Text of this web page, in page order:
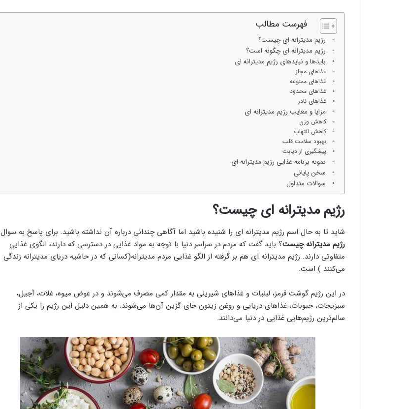
فهرست مطالب
رژیم مدیترانه ای چیست؟
رژیم مدیترانه ای چگونه است؟
باید‌ها و نباید‌های رژیم مدیترانه‌ ای
غذاهای مجاز
غذا‌های ممنوعه
غذاهای محدود
غذاهای نادر
مزایا و معایب رژیم مدیترانه ای
کاهش وزن
کاهش التهاب
بهبود سلامت قلب
پیشگیری از دیابت
نمونه برنامه غذایی رژیم مدیترانه‌ ای
سخن پایانی
سوالات متداول
رژیم مدیترانه ای چیست؟
شاید تا به حال اسم رژیم مدیترانه ای را شنیده باشید اما آگاهی چندانی درباره آن نداشته باشید. برای پاسخ به سوال
رژیم مدیترانه چیست؟ باید گفت که مردم در سراسر دنیا با توجه به مواد غذایی در دسترسی که دارند، الگوی غذایی
متفاوتی دارند. رژیم مدیترانه‌ ای هم بر گرفته از الگو غذایی مردم مدیترانه(کسانی که در حاشیه دریای مدیترانه زندگی
می‌کنند ) است.
در این رژیم گوشت قرمز، لبنیات و غذاهای شیرینی به مقدار کمی مصرف می‌شوند و در عوض میوه، غلات، آجیل،
سبزیجات، حبوبات، غذاهای دریایی و روغن زیتون جای گزین آن‌ها می‌شوند. به همین دلیل این رژیم را یکی از
سالم‌ترین رژیم‌هایی غذایی در دنیا می‌دانند.